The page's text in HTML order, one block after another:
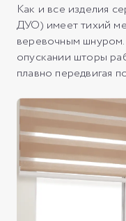
Как и все изделия
ДУО) имеет тихий
веревочным
опускании шторы
плавно передвигая